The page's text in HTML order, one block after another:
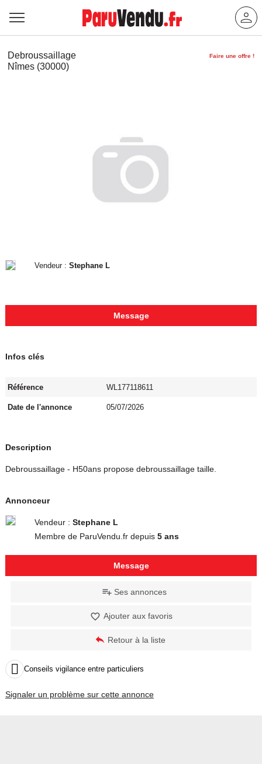
Debroussaillage
Nîmes (30000)
Faire une offre !
Vendeur : Stephane L
Message
Infos clés
Référence WL177118611
Date de l'annonce 05/07/2026
Description
Debroussaillage - H50ans propose debroussaillage taille.
Annonceur
Vendeur : Stephane L
Membre de ParuVendu.fr depuis 5 ans
Message
Ses annonces
Ajouter aux favoris
Retour à la liste
 Conseils vigilance entre particuliers
Signaler un problème sur cette annonce